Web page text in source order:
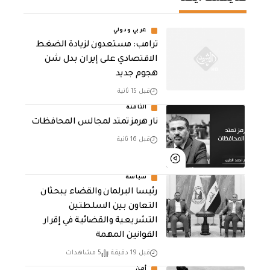
عربي ودولي
‏ترامب: مستعدون لزيادة الضغط
الاقتصادي على إيران بدل شن
هجوم جديد
قبل 15 ثانية
الثامنة
نار هرمز تمتد لمجالس المحافظات
قبل 16 ثانية
سياسة
رئيسا البرلمان والقضاء يبحثان
التعاون بين السلطتين
التشريعية والقضائية في إقرار
القوانين المهمة
قبل 19 دقيقة 5 مشاهدات